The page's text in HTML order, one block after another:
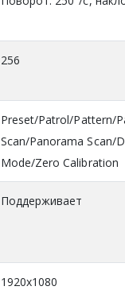
256
Preset/Patrol/Pattern/
Scan/Panorama Scan/
Mode/Zero Calibration
Поддерживает
1920x1080